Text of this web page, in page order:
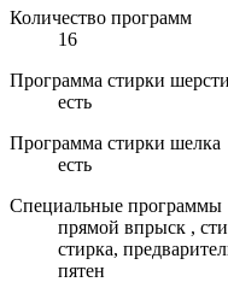
Количество программ
16
Программа стирки шерсти
есть
Программа стирки шелка
есть
Специальные программы
прямой впрыск ,
стирка,
пятен